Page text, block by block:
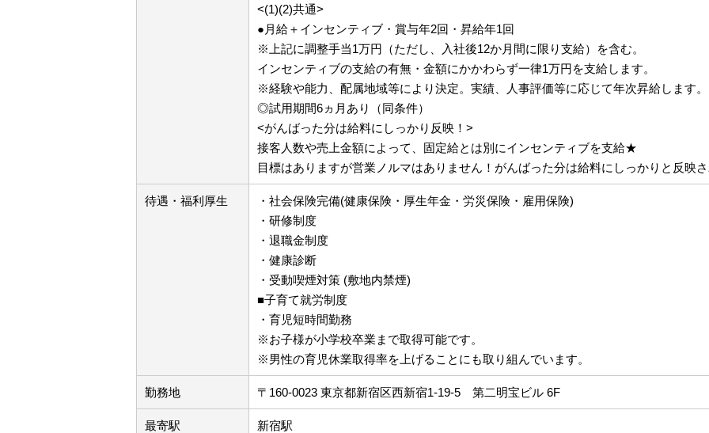
<(1)(2)共通>
●月給＋インセンティブ・賞与年2回・昇給年1回
※上記に調整手当1万円（ただし、入社後12か月間に限り支給）を含む。
インセンティブの支給の有無・金額にかかわらず一律1万円を支給します。
※経験や能力、配属地域等により決定。実績、人事評価等に応じて年次昇給します。
◎試用期間6ヵ月あり（同条件）
<がんばった分は給料にしっかり反映！>
接客人数や売上金額によって、固定給とは別にインセンティブを支給★
目標はありますが営業ノルマはありません！がんばった分は給料にしっかりと反映
待遇・福利厚生
・社会保険完備(健康保険・厚生年金・労災保険・雇用保険)
・研修制度
・退職金制度
・健康診断
・受動喫煙対策 (敷地内禁煙)
■子育て就労制度
・育児短時間勤務
※お子様が小学校卒業まで取得可能です。
※男性の育児休業取得率を上げることにも取り組んでいます。
勤務地 〒160-0023 東京都新宿区西新宿1-19-5 第二明宝ビル 6F
最寄駅 新宿駅